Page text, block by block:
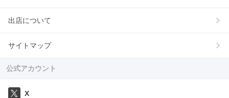
出店について
サイトマップ
公式アカウント
X